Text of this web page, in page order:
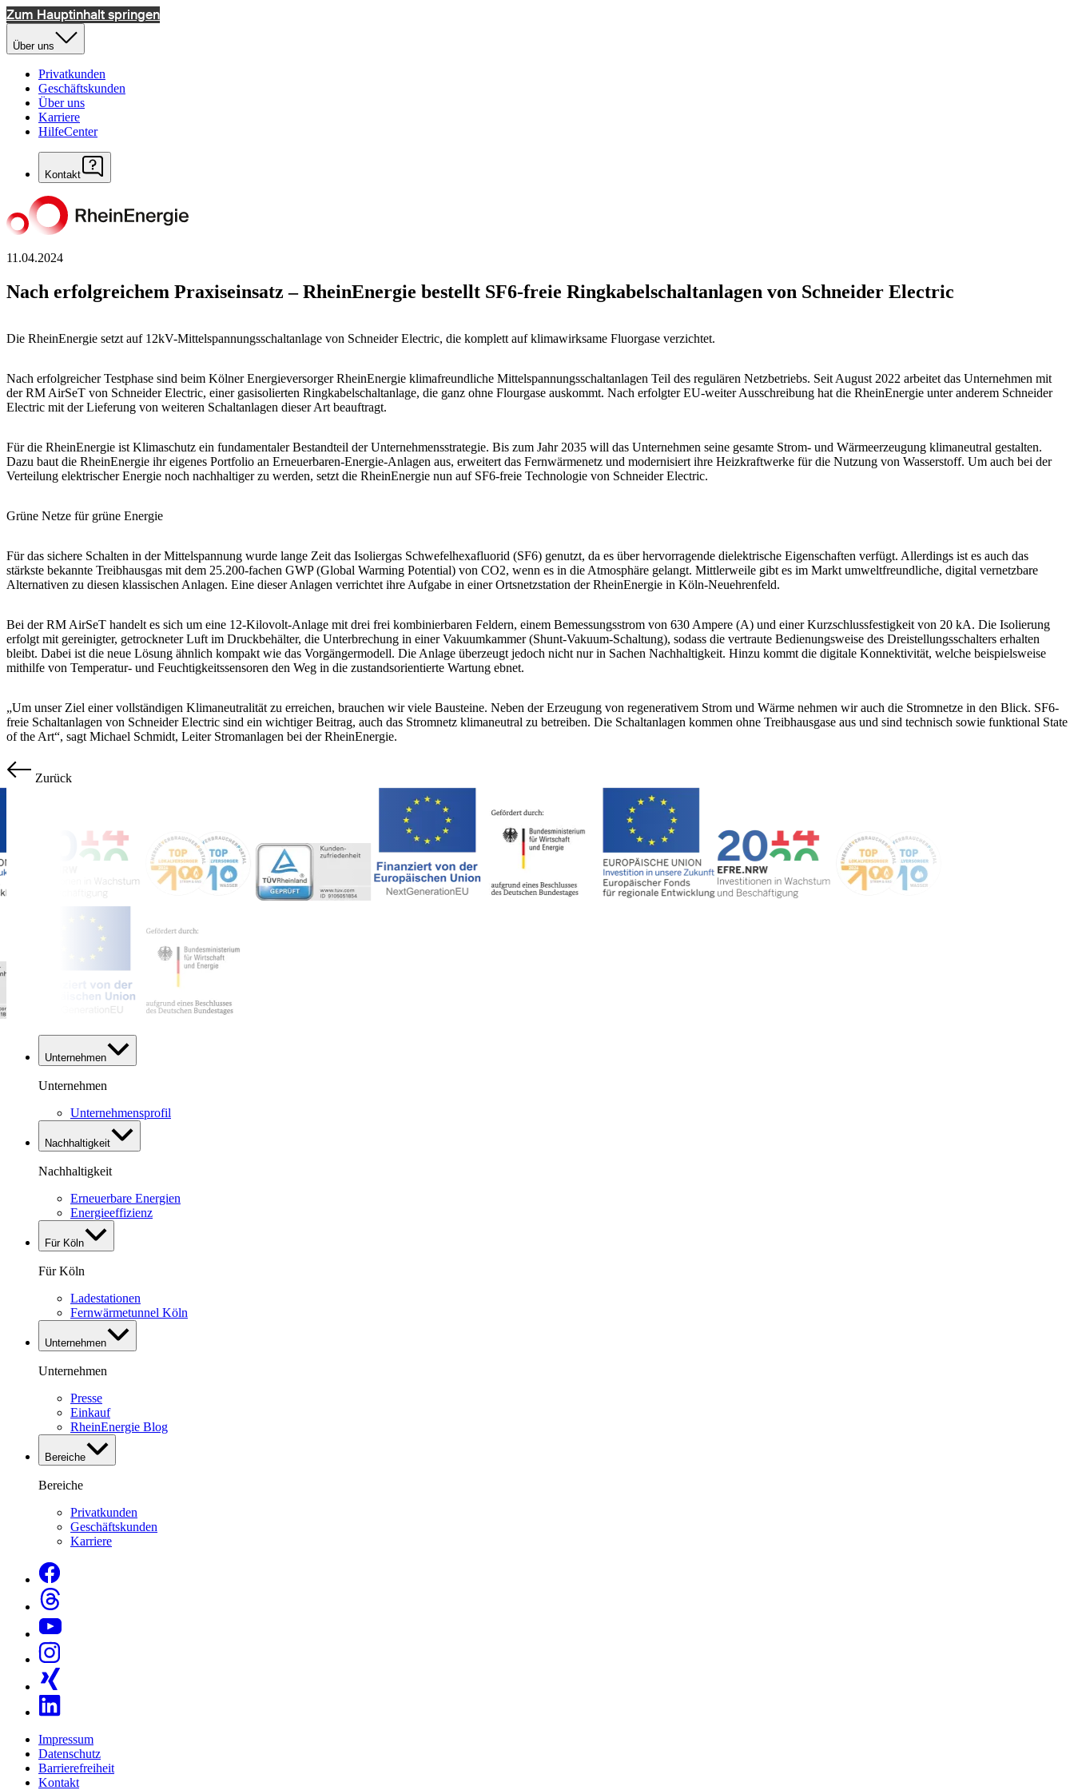
Zum Hauptinhalt springen
Über uns
Privatkunden
Geschäftskunden
Über uns
Karriere
HilfeCenter
Kontakt
11.04.2024
Nach erfolgreichem Praxiseinsatz – RheinEnergie bestellt SF6-freie Ringkabelschaltanlagen von Schneider Electric
Die RheinEnergie setzt auf 12kV-Mittelspannungsschaltanlage von Schneider Electric, die komplett auf klimawirksame Fluorgase verzichtet.
Nach erfolgreicher Testphase sind beim Kölner Energieversorger RheinEnergie klimafreundliche Mittelspannungsschaltanlagen Teil des regulären Netzbetriebs. Seit August 2022 arbeitet das Unternehmen mit
der RM AirSeT von Schneider Electric, einer gasisolierten Ringkabelschaltanlage, die ganz ohne Flourgase auskommt. Nach erfolgter EU-weiter Ausschreibung hat die RheinEnergie unter anderem Schneider
Electric mit der Lieferung von weiteren Schaltanlagen dieser Art beauftragt.
Für die RheinEnergie ist Klimaschutz ein fundamentaler Bestandteil der Unternehmensstrategie. Bis zum Jahr 2035 will das Unternehmen seine gesamte Strom- und Wärmeerzeugung klimaneutral gestalten.
Dazu baut die RheinEnergie ihr eigenes Portfolio an Erneuerbaren-Energie-Anlagen aus, erweitert das Fernwärmenetz und modernisiert ihre Heizkraftwerke für die Nutzung von Wasserstoff. Um auch bei der
Verteilung elektrischer Energie noch nachhaltiger zu werden, setzt die RheinEnergie nun auf SF6-freie Technologie von Schneider Electric.
Grüne Netze für grüne Energie
Für das sichere Schalten in der Mittelspannung wurde lange Zeit das Isoliergas Schwefelhexafluorid (SF6) genutzt, da es über hervorragende dielektrische Eigenschaften verfügt. Allerdings ist es auch das
stärkste bekannte Treibhausgas mit dem 25.200-fachen GWP (Global Warming Potential) von CO2, wenn es in die Atmosphäre gelangt. Mittlerweile gibt es im Markt umweltfreundliche, digital vernetzbare
Alternativen zu diesen klassischen Anlagen. Eine dieser Anlagen verrichtet ihre Aufgabe in einer Ortsnetzstation der RheinEnergie in Köln-Neuehrenfeld.
Bei der RM AirSeT handelt es sich um eine 12-Kilovolt-Anlage mit drei frei kombinierbaren Feldern, einem Bemessungsstrom von 630 Ampere (A) und einer Kurzschlussfestigkeit von 20 kA. Die Isolierung
erfolgt mit gereinigter, getrockneter Luft im Druckbehälter, die Unterbrechung in einer Vakuumkammer (Shunt-Vakuum-Schaltung), sodass die vertraute Bedienungsweise des Dreistellungsschalters erhalten
bleibt. Dabei ist die neue Lösung ähnlich kompakt wie das Vorgängermodell. Die Anlage überzeugt jedoch nicht nur in Sachen Nachhaltigkeit. Hinzu kommt die digitale Konnektivität, welche beispielsweise
mithilfe von Temperatur- und Feuchtigkeitssensoren den Weg in die zustandsorientierte Wartung ebnet.
„Um unser Ziel einer vollständigen Klimaneutralität zu erreichen, brauchen wir viele Bausteine. Neben der Erzeugung von regenerativem Strom und Wärme nehmen wir auch die Stromnetze in den Blick. SF6-
freie Schaltanlagen von Schneider Electric sind ein wichtiger Beitrag, auch das Stromnetz klimaneutral zu betreiben. Die Schaltanlagen kommen ohne Treibhausgase aus und sind technisch sowie funktional State
of the Art“, sagt Michael Schmidt, Leiter Stromanlagen bei der RheinEnergie.
Zurück
Unternehmen
Unternehmen
Unternehmensprofil
Nachhaltigkeit
Nachhaltigkeit
Erneuerbare Energien
Energieeffizienz
Für Köln
Für Köln
Ladestationen
Fernwärmetunnel Köln
Unternehmen
Unternehmen
Presse
Einkauf
RheinEnergie Blog
Bereiche
Bereiche
Privatkunden
Geschäftskunden
Karriere
Impressum
Datenschutz
Barrierefreiheit
Kontakt